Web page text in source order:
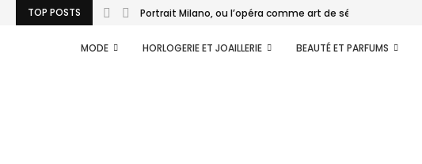
TOP POSTS Portrait Milano, ou l’opéra comme art de séjour
MODE HORLOGERIE ET JOAILLERIE BEAUTÉ ET PARFUMS